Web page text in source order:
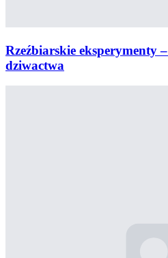
Rzeźbiarskie eksperymenty –
dziwactwa